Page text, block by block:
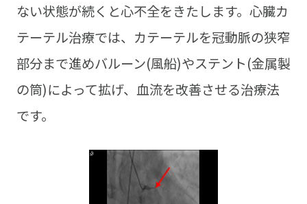
ない状態が続くと心不全をきたします。心臓カ
テーテル治療では、カテーテルを冠動脈の狭窄
部分まで進めバルーン(風船)やステント(金属製
の筒)によって拡げ、血流を改善させる治療法
です。